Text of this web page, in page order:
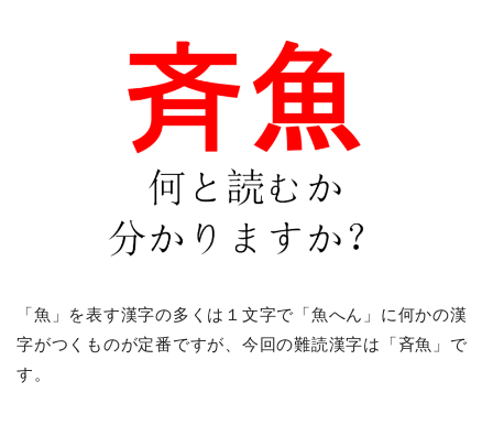
「魚」を表す漢字の多くは１文字で「魚へん」に何かの漢
字がつくものが定番ですが、今回の難読漢字は「斉魚」で
す。